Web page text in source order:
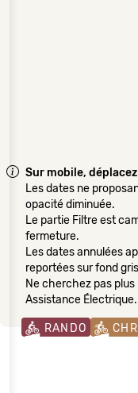
Sur mobile,
Les dates ne
opacité diminuée.
Le partie Filtre est
fermeture.
Les dates annulées
reportées sur fond
Ne cherchez pas plus
Assistance Électrique.
RANDO